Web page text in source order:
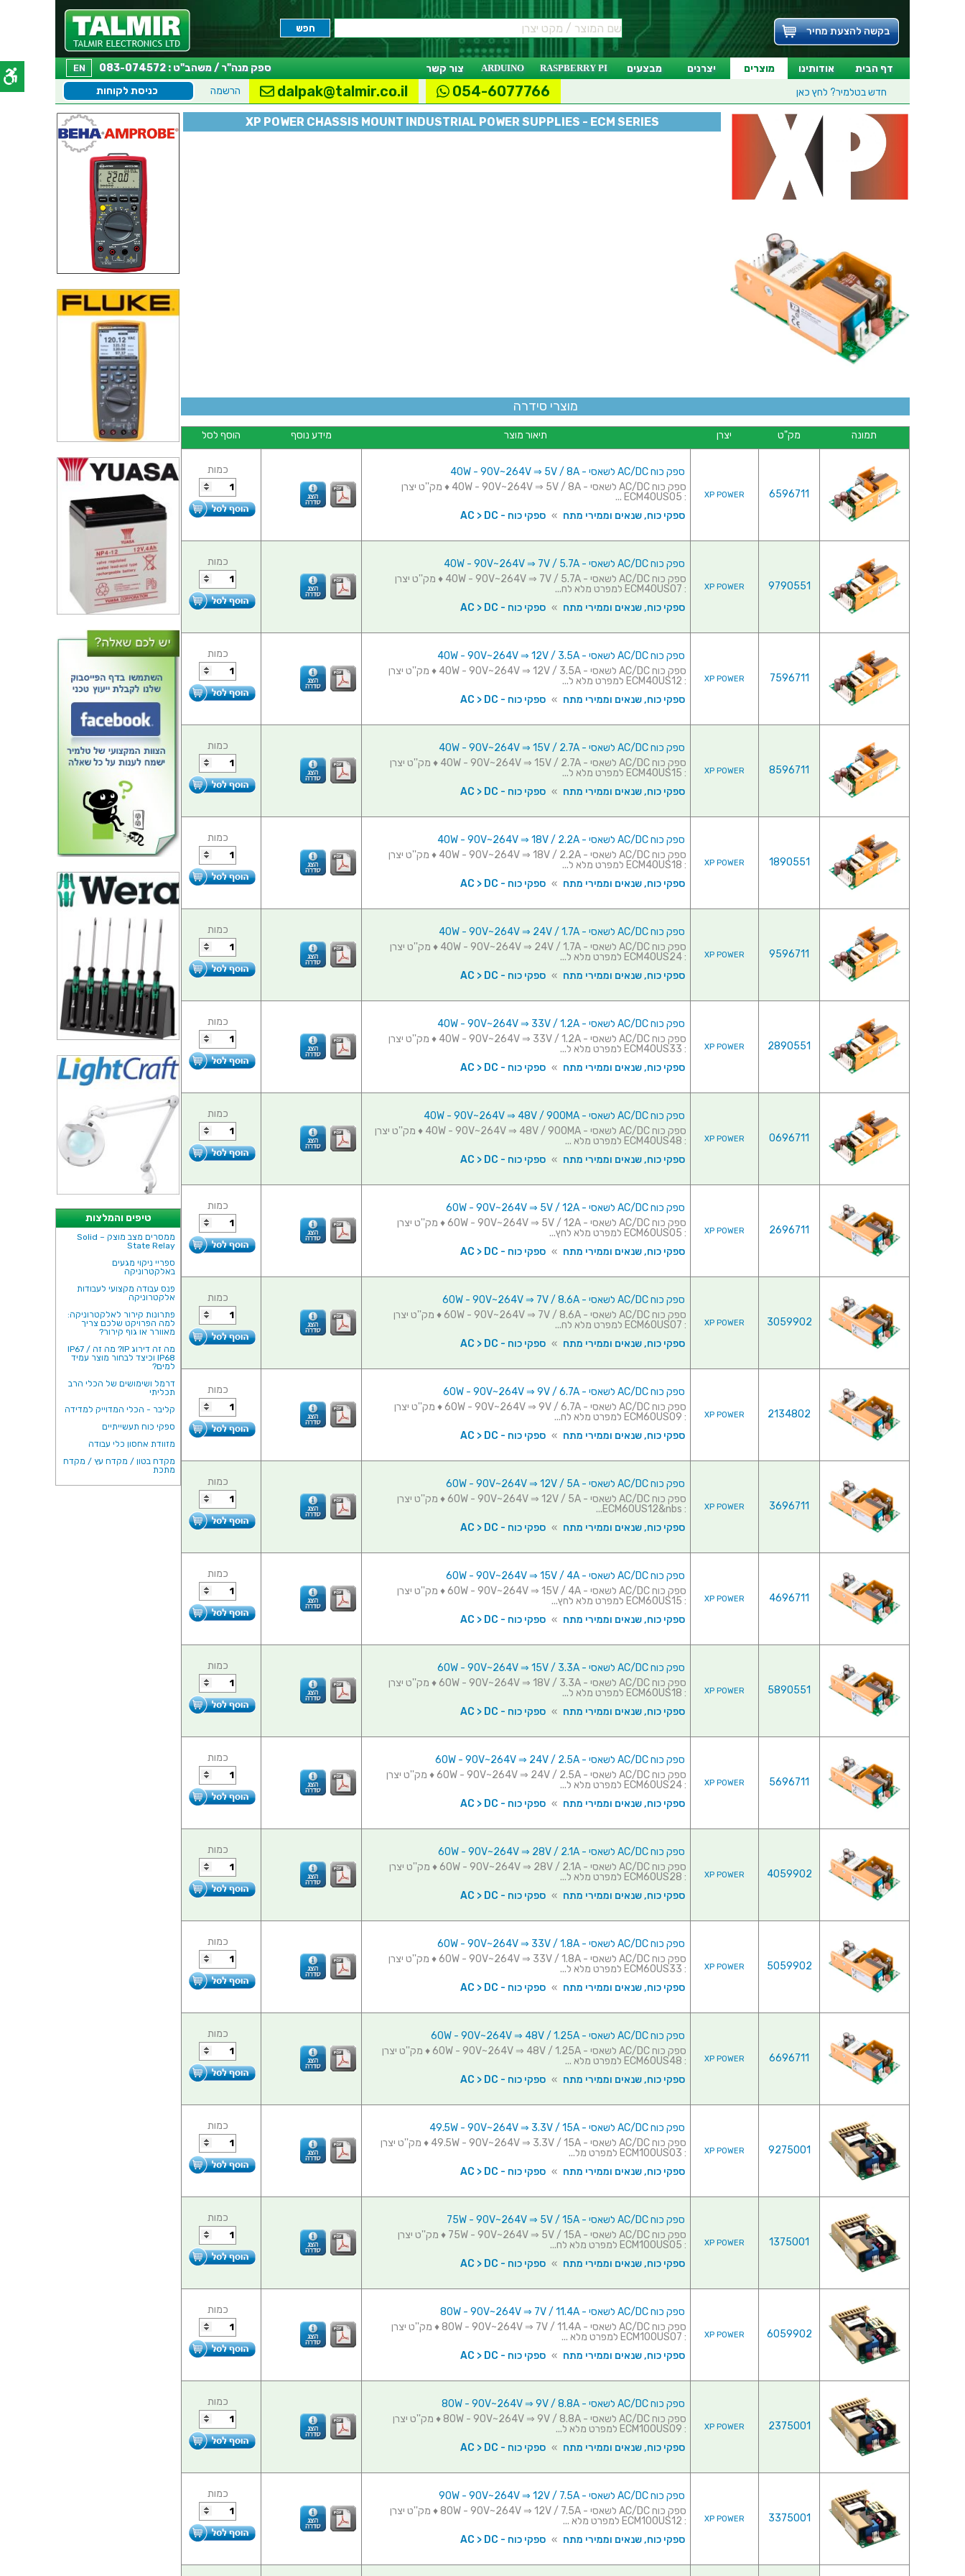
בקשה להצעת מחיר
דף הבית אודותינו מוצרים יצרנים מבצעים RASPBERRY PI
ARDUINO צור קשר EN
ספק מנה"ר / משהב"ט : 083-074572
חדש בטלמיר? לחץ כאן כניסת לקוחות הרשמה dalpak@talmir.co.il 054-6077766
טיפים והמלצות
ממסרים מצב מוצק – Solid
State Relay
ספריי ניקוי מגעים
באלקטרוניקה
פנס עבודה מקצועי לעבודות
אלקטרוניקה
פתרונות קירור לאלקטרוניקה:
למה הפרויקט שלכם צריך
מאוורר או גוף קירור?
מה זה דירוג IP? מה זה IP67 /
IP68 וכיצד לבחור מוצר עמיד
למים?
דרמל ושימושים של הכלי הרב
תכליתי
קליבר - הכלי המדוייק למדידה
ספקי כוח תעשייתיים
מזוודת אחסון כלי עבודה
מקדח בטון / מקדח עץ / מקדח
מתכת
XP POWER CHASSIS MOUNT INDUSTRIAL POWER SUPPLIES - ECM SERIES
מוצרי סידרה
תמונה מק"ט יצרן תיאור מוצר מידע נוסף הוסף לסל
6596711
XP POWER
ספק כוח AC/DC לשאסי - 40W - 90V~264V ⇒ 5V / 8A
ספק כוח AC/DC לשאסי - 40W - 90V~264V ⇒ 5V / 8A ♦ מק''ט יצרן
: ECM40US05 ...
ספקי כוח, שנאים וממירי מתח » ספקי כוח - AC > DC
כמות
9790551
XP POWER
ספק כוח AC/DC לשאסי - 40W - 90V~264V ⇒ 7V / 5.7A
ספק כוח AC/DC לשאסי - 40W - 90V~264V ⇒ 7V / 5.7A ♦ מק''ט יצרן
: ECM40US07 למפרט מלא לח...
ספקי כוח, שנאים וממירי מתח » ספקי כוח - AC > DC
כמות
7596711
XP POWER
ספק כוח AC/DC לשאסי - 40W - 90V~264V ⇒ 12V / 3.5A
ספק כוח AC/DC לשאסי - 40W - 90V~264V ⇒ 12V / 3.5A ♦ מק''ט יצרן
: ECM40US12 למפרט מלא ל...
ספקי כוח, שנאים וממירי מתח » ספקי כוח - AC > DC
כמות
8596711
XP POWER
ספק כוח AC/DC לשאסי - 40W - 90V~264V ⇒ 15V / 2.7A
ספק כוח AC/DC לשאסי - 40W - 90V~264V ⇒ 15V / 2.7A ♦ מק''ט יצרן
: ECM40US15 למפרט מלא ל...
ספקי כוח, שנאים וממירי מתח » ספקי כוח - AC > DC
כמות
1890551
XP POWER
ספק כוח AC/DC לשאסי - 40W - 90V~264V ⇒ 18V / 2.2A
ספק כוח AC/DC לשאסי - 40W - 90V~264V ⇒ 18V / 2.2A ♦ מק''ט יצרן
: ECM40US18 למפרט מלא ל...
ספקי כוח, שנאים וממירי מתח » ספקי כוח - AC > DC
כמות
9596711
XP POWER
ספק כוח AC/DC לשאסי - 40W - 90V~264V ⇒ 24V / 1.7A
ספק כוח AC/DC לשאסי - 40W - 90V~264V ⇒ 24V / 1.7A ♦ מק''ט יצרן
: ECM40US24 למפרט מלא ל...
ספקי כוח, שנאים וממירי מתח » ספקי כוח - AC > DC
כמות
2890551
XP POWER
ספק כוח AC/DC לשאסי - 40W - 90V~264V ⇒ 33V / 1.2A
ספק כוח AC/DC לשאסי - 40W - 90V~264V ⇒ 33V / 1.2A ♦ מק''ט יצרן
: ECM40US33 למפרט מלא ל...
ספקי כוח, שנאים וממירי מתח » ספקי כוח - AC > DC
כמות
0696711
XP POWER
ספק כוח AC/DC לשאסי - 40W - 90V~264V ⇒ 48V / 900MA
ספק כוח AC/DC לשאסי - 40W - 90V~264V ⇒ 48V / 900MA ♦ מק''ט יצרן
: ECM40US48 למפרט מלא ...
ספקי כוח, שנאים וממירי מתח » ספקי כוח - AC > DC
כמות
2696711
XP POWER
ספק כוח AC/DC לשאסי - 60W - 90V~264V ⇒ 5V / 12A
ספק כוח AC/DC לשאסי - 60W - 90V~264V ⇒ 5V / 12A ♦ מק''ט יצרן
: ECM60US05 למפרט מלא לחץ...
ספקי כוח, שנאים וממירי מתח » ספקי כוח - AC > DC
כמות
3059902
XP POWER
ספק כוח AC/DC לשאסי - 60W - 90V~264V ⇒ 7V / 8.6A
ספק כוח AC/DC לשאסי - 60W - 90V~264V ⇒ 7V / 8.6A ♦ מק''ט יצרן
: ECM60US07 למפרט מלא לח...
ספקי כוח, שנאים וממירי מתח » ספקי כוח - AC > DC
כמות
2134802
XP POWER
ספק כוח AC/DC לשאסי - 60W - 90V~264V ⇒ 9V / 6.7A
ספק כוח AC/DC לשאסי - 60W - 90V~264V ⇒ 9V / 6.7A ♦ מק''ט יצרן
: ECM60US09 למפרט מלא לח...
ספקי כוח, שנאים וממירי מתח » ספקי כוח - AC > DC
כמות
3696711
XP POWER
ספק כוח AC/DC לשאסי - 60W - 90V~264V ⇒ 12V / 5A
ספק כוח AC/DC לשאסי - 60W - 90V~264V ⇒ 12V / 5A ♦ מק''ט יצרן
: ECM60US12&nbs...
ספקי כוח, שנאים וממירי מתח » ספקי כוח - AC > DC
כמות
4696711
XP POWER
ספק כוח AC/DC לשאסי - 60W - 90V~264V ⇒ 15V / 4A
ספק כוח AC/DC לשאסי - 60W - 90V~264V ⇒ 15V / 4A ♦ מק''ט יצרן
: ECM60US15 למפרט מלא לחץ...
ספקי כוח, שנאים וממירי מתח » ספקי כוח - AC > DC
כמות
5890551
XP POWER
ספק כוח AC/DC לשאסי - 60W - 90V~264V ⇒ 15V / 3.3A
ספק כוח AC/DC לשאסי - 60W - 90V~264V ⇒ 18V / 3.3A ♦ מק''ט יצרן
: ECM60US18 למפרט מלא ל...
ספקי כוח, שנאים וממירי מתח » ספקי כוח - AC > DC
כמות
5696711
XP POWER
ספק כוח AC/DC לשאסי - 60W - 90V~264V ⇒ 24V / 2.5A
ספק כוח AC/DC לשאסי - 60W - 90V~264V ⇒ 24V / 2.5A ♦ מק''ט יצרן
: ECM60US24 למפרט מלא ל...
ספקי כוח, שנאים וממירי מתח » ספקי כוח - AC > DC
כמות
4059902
XP POWER
ספק כוח AC/DC לשאסי - 60W - 90V~264V ⇒ 28V / 2.1A
ספק כוח AC/DC לשאסי - 60W - 90V~264V ⇒ 28V / 2.1A ♦ מק''ט יצרן
: ECM60US28 למפרט מלא ל...
ספקי כוח, שנאים וממירי מתח » ספקי כוח - AC > DC
כמות
5059902
XP POWER
ספק כוח AC/DC לשאסי - 60W - 90V~264V ⇒ 33V / 1.8A
ספק כוח AC/DC לשאסי - 60W - 90V~264V ⇒ 33V / 1.8A ♦ מק''ט יצרן
: ECM60US33 למפרט מלא ל...
ספקי כוח, שנאים וממירי מתח » ספקי כוח - AC > DC
כמות
6696711
XP POWER
ספק כוח AC/DC לשאסי - 60W - 90V~264V ⇒ 48V / 1.25A
ספק כוח AC/DC לשאסי - 60W - 90V~264V ⇒ 48V / 1.25A ♦ מק''ט יצרן
: ECM60US48 למפרט מלא ...
ספקי כוח, שנאים וממירי מתח » ספקי כוח - AC > DC
כמות
9275001
XP POWER
ספק כוח AC/DC לשאסי - 49.5W - 90V~264V ⇒ 3.3V / 15A
ספק כוח AC/DC לשאסי - 49.5W - 90V~264V ⇒ 3.3V / 15A ♦ מק''ט יצרן
: ECM100US03 למפרט מל...
ספקי כוח, שנאים וממירי מתח » ספקי כוח - AC > DC
כמות
1375001
XP POWER
ספק כוח AC/DC לשאסי - 75W - 90V~264V ⇒ 5V / 15A
ספק כוח AC/DC לשאסי - 75W - 90V~264V ⇒ 5V / 15A ♦ מק''ט יצרן
: ECM100US05 למפרט מלא לח...
ספקי כוח, שנאים וממירי מתח » ספקי כוח - AC > DC
כמות
6059902
XP POWER
ספק כוח AC/DC לשאסי - 80W - 90V~264V ⇒ 7V / 11.4A
ספק כוח AC/DC לשאסי - 80W - 90V~264V ⇒ 7V / 11.4A ♦ מק''ט יצרן
: ECM100US07 למפרט מלא ...
ספקי כוח, שנאים וממירי מתח » ספקי כוח - AC > DC
כמות
2375001
XP POWER
ספק כוח AC/DC לשאסי - 80W - 90V~264V ⇒ 9V / 8.8A
ספק כוח AC/DC לשאסי - 80W - 90V~264V ⇒ 9V / 8.8A ♦ מק''ט יצרן
: ECM100US09 למפרט מלא ל...
ספקי כוח, שנאים וממירי מתח » ספקי כוח - AC > DC
כמות
3375001
XP POWER
ספק כוח AC/DC לשאסי - 90W - 90V~264V ⇒ 12V / 7.5A
ספק כוח AC/DC לשאסי - 80W - 90V~264V ⇒ 12V / 7.5A ♦ מק''ט יצרן
: ECM100US12 למפרט מלא ...
ספקי כוח, שנאים וממירי מתח » ספקי כוח - AC > DC
כמות